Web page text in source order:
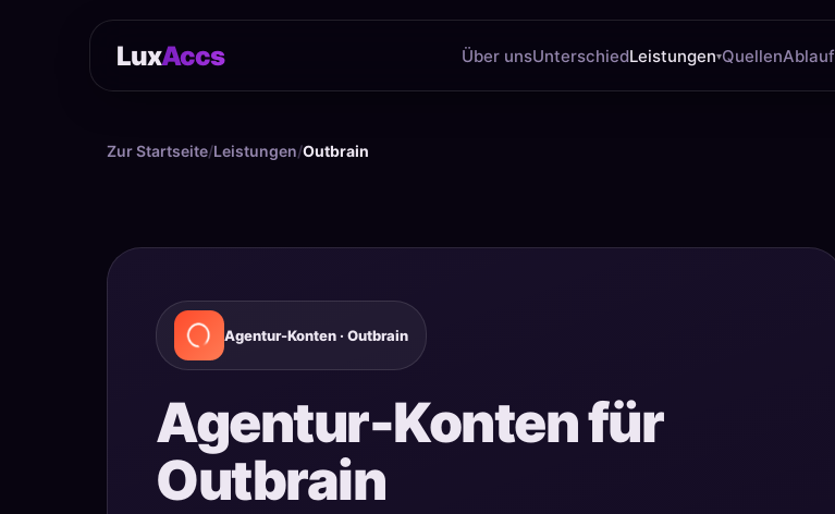
LuxAccs Über unsUnterschiedLeistungen▾QuellenAblauf
Zur Startseite/Leistungen/Outbrain
Agentur-Konten · Outbrain
Agentur-Konten für
Outbrain